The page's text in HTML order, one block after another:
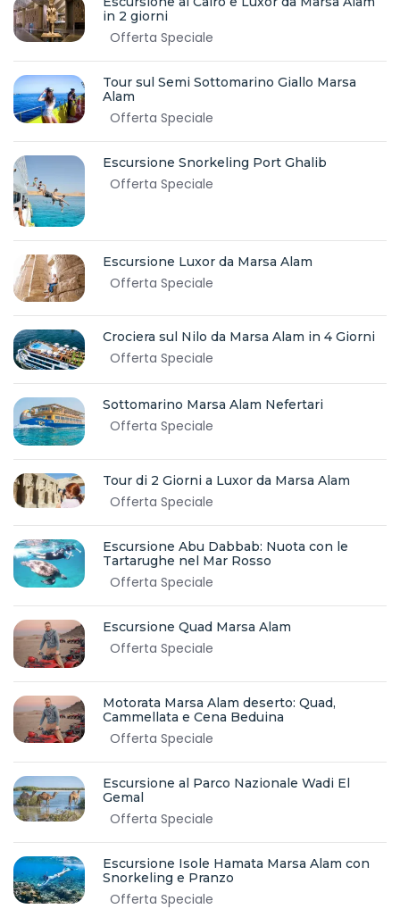
in 2 giorni
Offerta Speciale
Tour sul Semi Sottomarino Giallo Marsa
Alam
Offerta Speciale
Escursione Snorkeling Port Ghalib
Offerta Speciale
Escursione Luxor da Marsa Alam
Offerta Speciale
Crociera sul Nilo da Marsa Alam in 4 Giorni
Offerta Speciale
Sottomarino Marsa Alam Nefertari
Offerta Speciale
Tour di 2 Giorni a Luxor da Marsa Alam
Offerta Speciale
Escursione Abu Dabbab: Nuota con le
Tartarughe nel Mar Rosso
Offerta Speciale
Escursione Quad Marsa Alam
Offerta Speciale
Motorata Marsa Alam deserto: Quad,
Cammellata e Cena Beduina
Offerta Speciale
Escursione al Parco Nazionale Wadi El
Gemal
Offerta Speciale
Escursione Isole Hamata Marsa Alam con
Snorkeling e Pranzo
Offerta Speciale